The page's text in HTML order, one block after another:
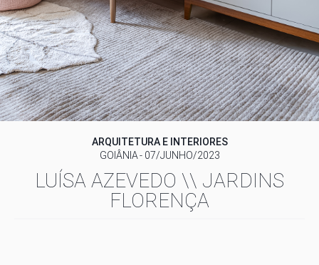
ARQUITETURA E INTERIORES
GOIÂNIA
07/JUNHO/2023
LUÍSA AZEVEDO \\ JARDINS
FLORENÇA